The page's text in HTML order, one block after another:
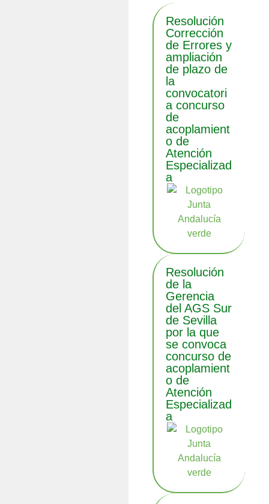
Resolución
Corrección
de Errores y
ampliación
de plazo de
la
convocatori
a concurso
de
acoplamient
o de
Atención
Especializad
a
Resolución
de la
Gerencia
del AGS Sur
de Sevilla
por la que
se convoca
concurso de
acoplamient
o de
Atención
Especializad
a